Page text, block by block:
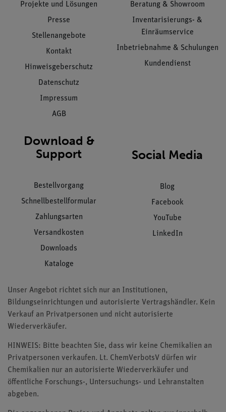
Projekte und Lösungen
Presse
Stellenangebote
Kontakt
Hinweisgeberschutz
Datenschutz
Impressum
AGB
Beratung & Showroom
Inventarisierungs- &
Einräumservice
Inbetriebnahme & Schulungen
Kundendienst
Download &
Support
Bestellvorgang
Schnellbestellformular
Zahlungsarten
Versandkosten
Downloads
Kataloge
Social Media
Blog
Facebook
YouTube
LinkedIn
Unser Angebot richtet sich nur an Institutionen,
Bildungseinrichtungen und autorisierte Vertragshändler. Kein
Verkauf an Privatpersonen und nicht autorisierte
Wiederverkäufer.
HINWEIS: Bitte beachten Sie, dass wir keine Chemikalien an
Privatpersonen verkaufen. Lt. ChemVerbotsV dürfen wir
Chemikalien nur an autorisierte Wiederverkäufer und
öffentliche Forschungs-, Untersuchungs- und Lehranstalten
abgeben.